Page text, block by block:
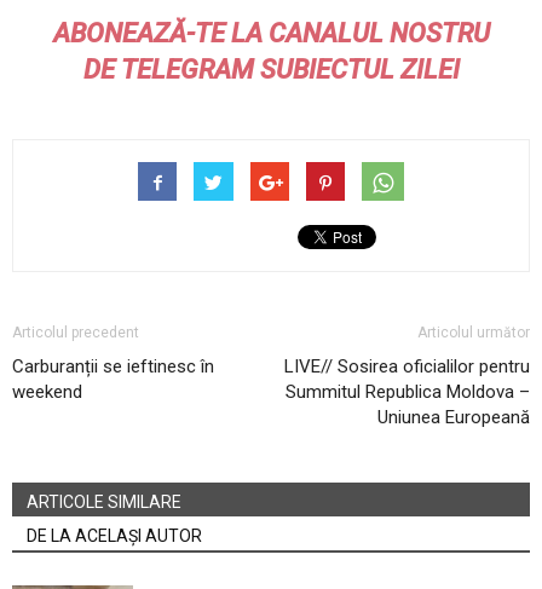
ABONEAZĂ-TE LA CANALUL NOSTRU
DETELEGRAMSUBIECTUL ZILEI
Articolul precedent
Carburanții se ieftinesc în
weekend
Articolul următor
LIVE// Sosirea oficialilor pentru
Summitul Republica Moldova –
Uniunea Europeană
ARTICOLE SIMILARE
DE LA ACELAȘI AUTOR